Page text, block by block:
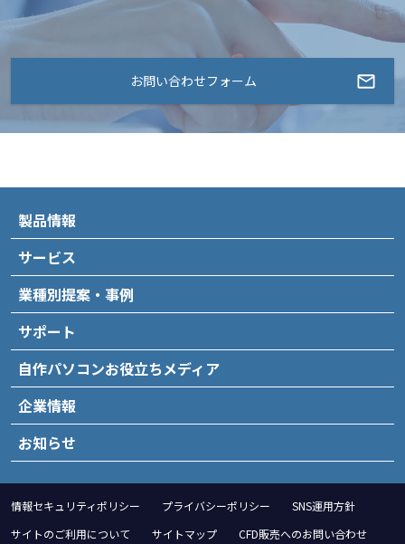
お問い合わせフォーム
製品情報
サービス
業種別提案・事例
サポート
自作パソコンお役立ちメディア
企業情報
お知らせ
情報セキュリティポリシー プライバシーポリシー
SNS運用方針
サイトのご利用について
サイトマップ CFD販売へのお問い合わせ